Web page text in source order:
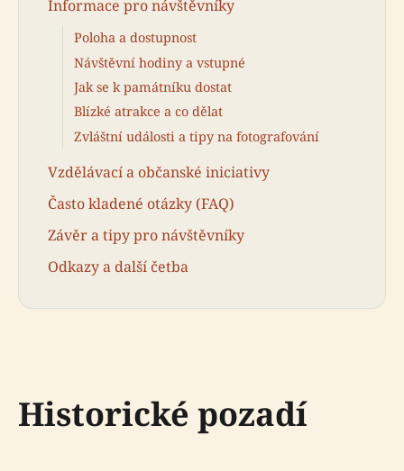
Informace pro návštěvníky
Poloha a dostupnost
Návštěvní hodiny a vstupné
Jak se k památníku dostat
Blízké atrakce a co dělat
Zvláštní události a tipy na fotografování
Vzdělávací a občanské iniciativy
Často kladené otázky (FAQ)
Závěr a tipy pro návštěvníky
Odkazy a další četba
Historické pozadí